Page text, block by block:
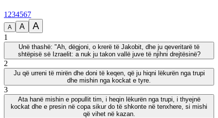
1 234567
A A A
1
Unë thashë: "Ah, dëgjoni, o krerë të Jakobit, dhe ju qeveritarë të
shtëpisë së Izraelit: a nuk ju takon vallë juve të njihni drejtësinë?
2
Ju që urreni të mirën dhe doni të keqen, që ju hiqni lëkurën nga trupi
dhe mishin nga kockat e tyre.
3
Ata hanë mishin e popullit tim, i heqin lëkurën nga trupi, i thyejnë
kockat dhe e presin në copa sikur do të shkonte në tenxhere, si mishi
që vihet në kazan.